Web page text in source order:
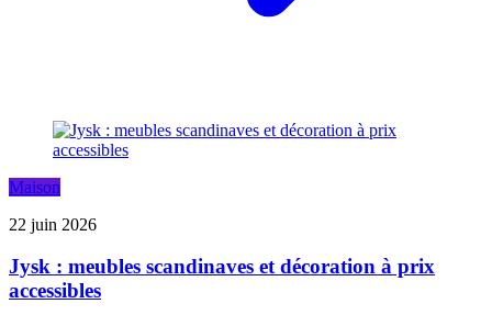
Maison
22 juin 2026
Jysk : meubles scandinaves et décoration à prix
accessibles